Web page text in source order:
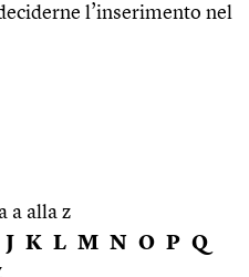
l’inserimento nel
a alla z
J K L M N O P Q